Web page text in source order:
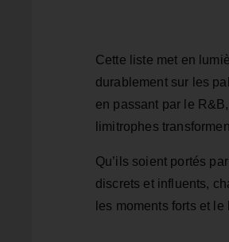
Cette liste met en
durablement sur les
en passant par le
limitrophes
Qu’ils soient portés
discrets et influents,
les moments forts et